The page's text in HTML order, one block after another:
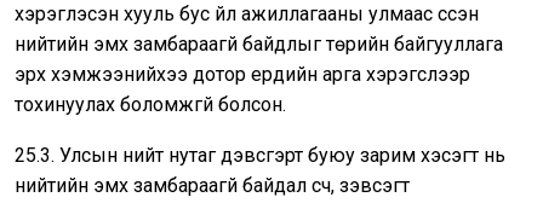
хэрэглэсэн хууль бус үйл ажиллагааны улмаас үүссэн
нийтийн эмх замбараагүй байдлыг төрийн байгууллага
эрх хэмжээнийхээ дотор ердийн арга хэрэгслээр
тохинуулах боломжгүй болсон.
25.3. Улсын нийт нутаг дэвсгэрт буюу зарим хэсэгт нь
нийтийн эмх замбараагүй байдал үүсч, зэвсэгт